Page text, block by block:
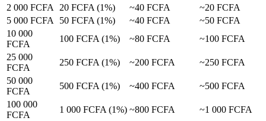
2 000 FCFA
20 FCFA (1%) ~40 FCFA
~20 FCFA
5 000 FCFA
50 FCFA (1%) ~40 FCFA
~50 FCFA
10 000
FCFA
100 FCFA (1%) ~80 FCFA
~100 FCFA
25 000
FCFA
250 FCFA (1%) ~200 FCFA
~250 FCFA
50 000
FCFA
500 FCFA (1%) ~400 FCFA
~500 FCFA
100 000
FCFA
1 000 FCFA (1%) ~800 FCFA
~1 000 FCFA